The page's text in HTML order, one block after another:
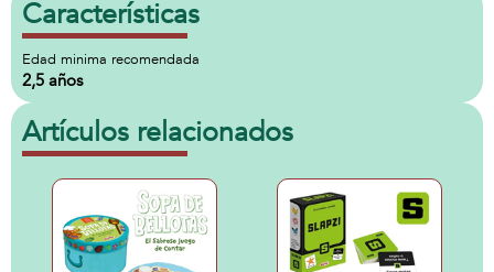
Características
Edad minima recomendada
2,5 años
Artículos relacionados